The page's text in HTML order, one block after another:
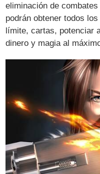
eliminación de
podrán obtener todos
límite, cartas, potenciar
dinero y magia al